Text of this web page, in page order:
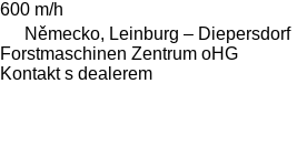
600 m/h
Německo, Leinburg – Diepersdorf
Forstmaschinen Zentrum oHG
Kontakt s dealerem